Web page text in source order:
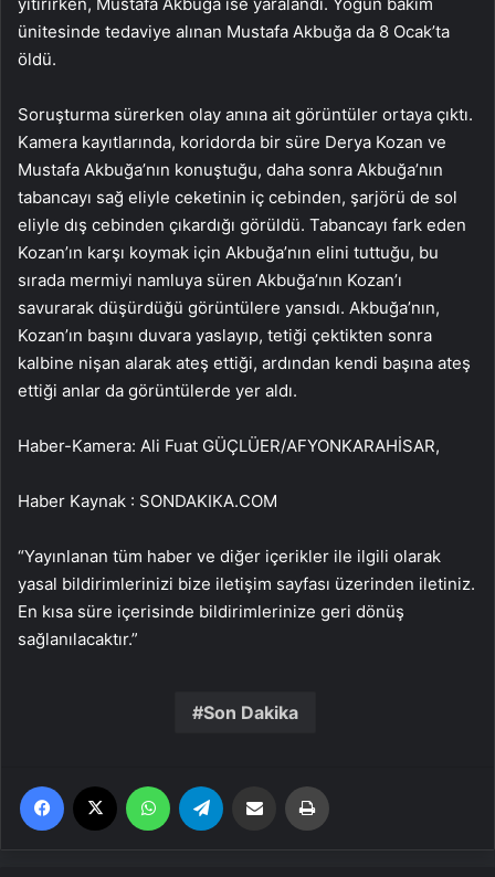
ünitesinde tedaviye alınan Mustafa Akbuğa da 8 Ocak’ta
öldü.
Soruşturma sürerken olay anına ait görüntüler ortaya çıktı.
Kamera kayıtlarında, koridorda bir süre Derya Kozan ve
Mustafa Akbuğa’nın konuştuğu, daha sonra Akbuğa’nın
tabancayı sağ eliyle ceketinin iç cebinden, şarjörü de sol
eliyle dış cebinden çıkardığı görüldü. Tabancayı fark eden
Kozan’ın karşı koymak için Akbuğa’nın elini tuttuğu, bu
sırada mermiyi namluya süren Akbuğa’nın Kozan’ı
savurarak düşürdüğü görüntülere yansıdı. Akbuğa’nın,
Kozan’ın başını duvara yaslayıp, tetiği çektikten sonra
kalbine nişan alarak ateş ettiği, ardından kendi başına ateş
ettiği anlar da görüntülerde yer aldı.
Haber-Kamera: Ali Fuat GÜÇLÜER/AFYONKARAHİSAR,
Haber Kaynak : SONDAKIKA.COM
“Yayınlanan tüm haber ve diğer içerikler ile ilgili olarak
yasal bildirimlerinizi bize iletişim sayfası üzerinden iletiniz.
En kısa süre içerisinde bildirimlerinize geri dönüş
sağlanılacaktır.”
Son Dakika
Facebook WhatsApp Email'den paylaş